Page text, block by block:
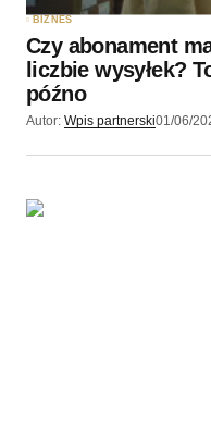
BIZNES
Czy abonament
liczbie wysyłek?
późno
Autor: Wpis partnerski01/06/